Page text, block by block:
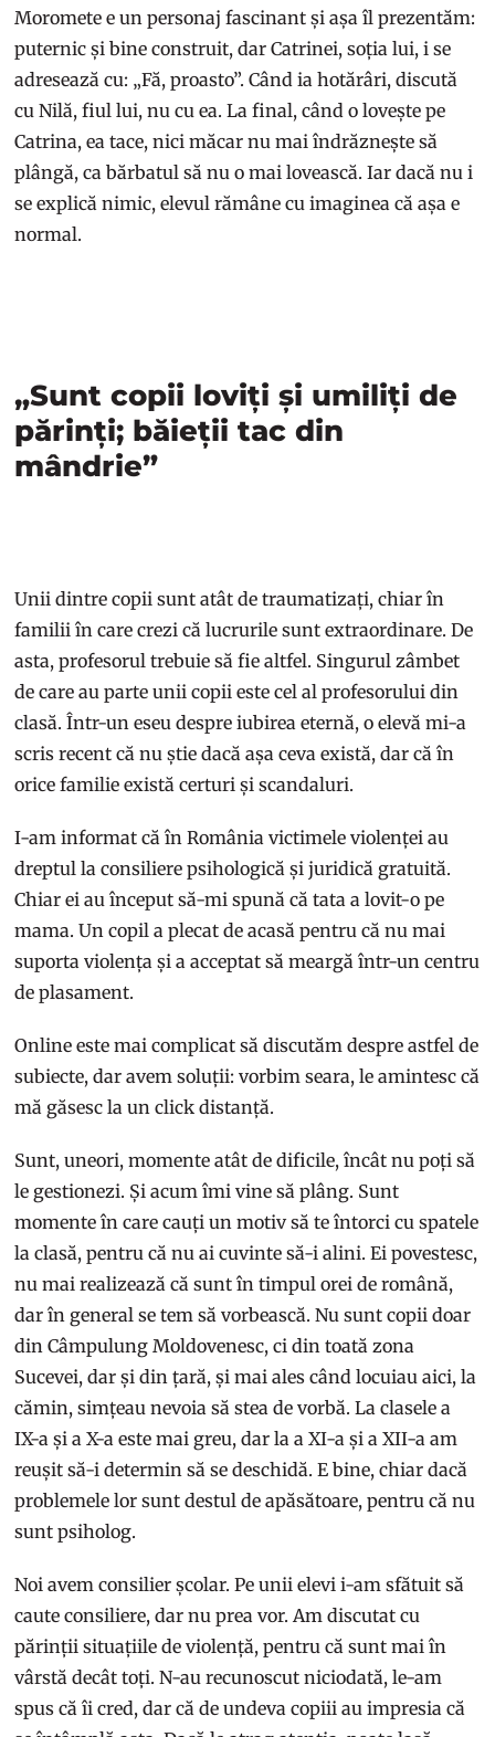
Moromete e un personaj fascinant și așa îl prezentăm:
puternic și bine construit, dar Catrinei, soția lui, i se
adresează cu: „Fă, proasto”. Când ia hotărâri, discută
cu Nilă, fiul lui, nu cu ea. La final, când o lovește pe
Catrina, ea tace, nici măcar nu mai îndrăznește să
plângă, ca bărbatul să nu o mai lovească. Iar dacă nu i
se explică nimic, elevul rămâne cu imaginea că așa e
normal.
„Sunt copii loviți și umiliți de
părinți; băieții tac din
mândrie”
Unii dintre copii sunt atât de traumatizați, chiar în
familii în care crezi că lucrurile sunt extraordinare. De
asta, profesorul trebuie să fie altfel. Singurul zâmbet
de care au parte unii copii este cel al profesorului din
clasă. Într-un eseu despre iubirea eternă, o elevă mi-a
scris recent că nu știe dacă așa ceva există, dar că în
orice familie există certuri și scandaluri.
I-am informat că în România victimele violenței au
dreptul la consiliere psihologică și juridică gratuită.
Chiar ei au început să-mi spună că tata a lovit-o pe
mama. Un copil a plecat de acasă pentru că nu mai
suporta violența și a acceptat să meargă într-un centru
de plasament.
Online este mai complicat să discutăm despre astfel de
subiecte, dar avem soluții: vorbim seara, le amintesc că
mă găsesc la un click distanță.
Sunt, uneori, momente atât de dificile, încât nu poți să
le gestionezi. Și acum îmi vine să plâng. Sunt
momente în care cauți un motiv să te întorci cu spatele
la clasă, pentru că nu ai cuvinte să-i alini. Ei povestesc,
nu mai realizează că sunt în timpul orei de română,
dar în general se tem să vorbească. Nu sunt copii doar
din Câmpulung Moldovenesc, ci din toată zona
Sucevei, dar și din țară, și mai ales când locuiau aici, la
cămin, simțeau nevoia să stea de vorbă. La clasele a
IX-a și a X-a este mai greu, dar la a XI-a și a XII-a am
reușit să-i determin să se deschidă. E bine, chiar dacă
problemele lor sunt destul de apăsătoare, pentru că nu
sunt psiholog.
Noi avem consilier școlar. Pe unii elevi i-am sfătuit să
caute consiliere, dar nu prea vor. Am discutat cu
părinții situațiile de violență, pentru că sunt mai în
vârstă decât toți. N-au recunoscut niciodată, le-am
spus că îi cred, dar că de undeva copiii au impresia că